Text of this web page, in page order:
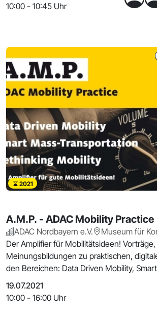
10:00 - 10:45 Uhr
2021
A.M.P. - ADAC Mobility Practice
ADAC Nordbayern e.V.
Museum für
Der Amplifier für Mobilitätsideen!
Meinungsbildungen zu praktischen,
den Bereichen: Data Driven Mobility, Smart
19.07.2021
10:00 - 16:00 Uhr